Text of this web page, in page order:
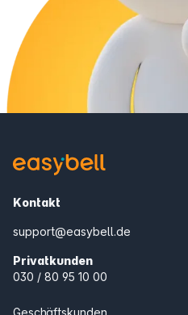
Kontakt
support@easybell.de
Privatkunden
030 / 80 95 10 00
Geschäftskunden